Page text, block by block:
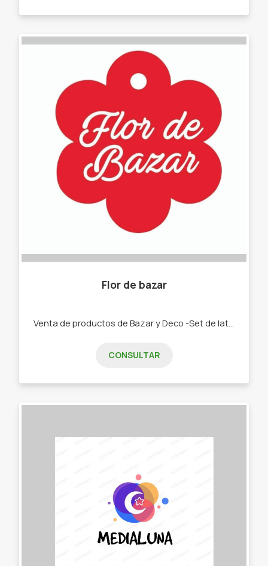
Flor de bazar
CONSULTAR